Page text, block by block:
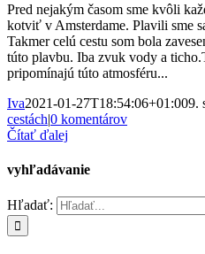
Pred nejakým časom sme kvôli
kotviť v Amsterdame. Plavili sme
Takmer celú cestu som bola
túto plavbu. Iba zvuk vody a
pripomínajú túto
Iva2021-01-27T18:54:06+01:009.
cestách|0 komentárov
Čítať ďalej
vyhľadávanie
Hľadať: